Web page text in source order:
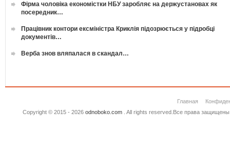
Фірма чоловіка економістки НБУ заробляє на держустановах як
посередник…
Працівник контори ексміністра Криклія підозрюється у підробці
документів…
Верба знов вляпалася в скандал…
Главная
Copyright © 2015 - 2026 odnoboko.com. All rights reserved.Все права защищены.